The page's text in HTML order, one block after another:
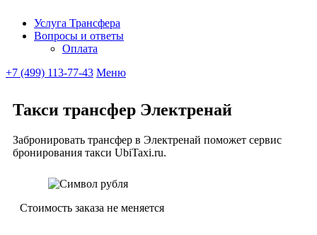
Ubitaxi
Услуга Трансфера
Вопросы и ответы
Оплата
+7 (499) 113-77-43 Меню
Такси трансфер Электренай
Забронировать трансфер в Электренай поможет сервис
бронирования такси UbiTaxi.ru.
Стоимость заказа не меняется